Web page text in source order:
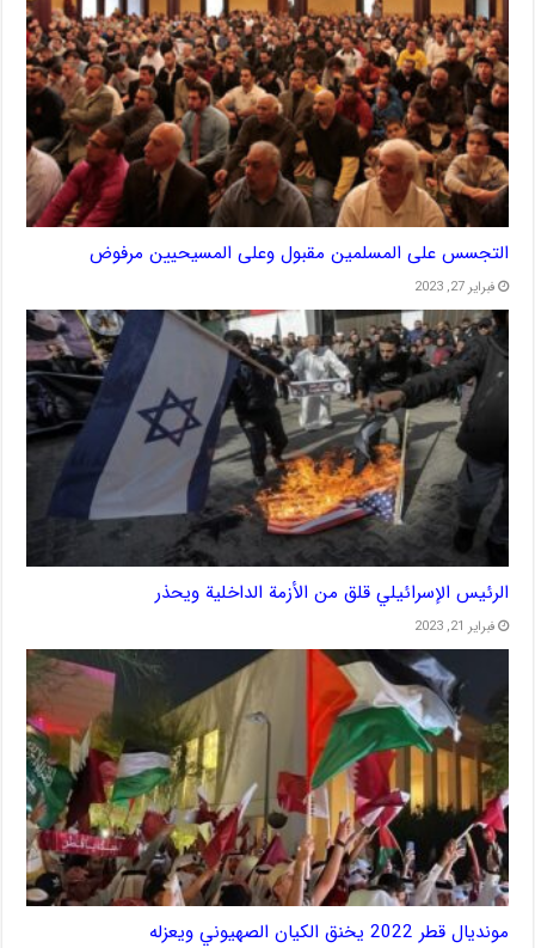
التجسس على المسلمين مقبول وعلى المسيحيين مرفوض
فبراير 27, 2023
الرئيس الإسرائيلي قلق من الأزمة الداخلية ويحذر
فبراير 21, 2023
مونديال قطر 2022 يخنق الكيان الصهيوني ويعزله